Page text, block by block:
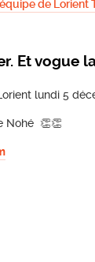
de Lorient
Et vogue
lundi 5
Nohé 👏👏